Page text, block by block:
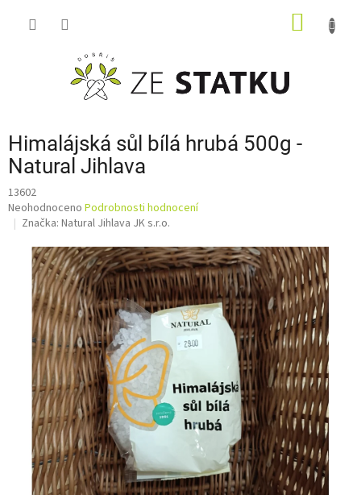
Himalájská sůl bílá hrubá 500g -
Natural Jihlava
13602
Průměrné
hodnocení
hvězdiček.
Neohodnoceno Podrobnosti hodnocení
Značka: Natural Jihlava JK s.r.o.